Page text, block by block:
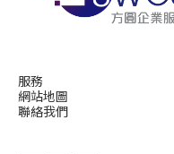
服務
網站地圖
聯絡我們